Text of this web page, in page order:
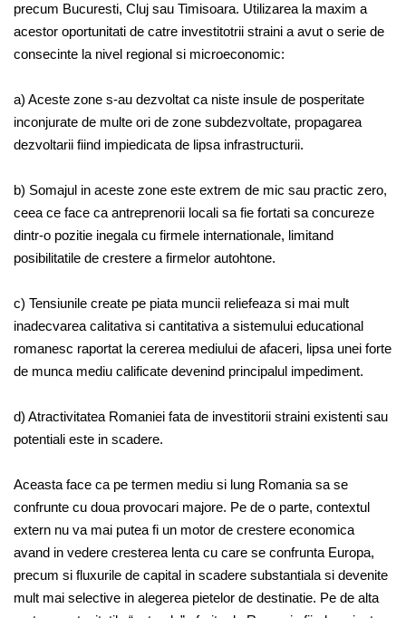
precum Bucuresti, Cluj sau Timisoara. Utilizarea la maxim a
acestor oportunitati de catre investitotrii straini a avut o serie de
consecinte la nivel regional si microeconomic:
a) Aceste zone s-au dezvoltat ca niste insule de posperitate
inconjurate de multe ori de zone subdezvoltate, propagarea
dezvoltarii fiind impiedicata de lipsa infrastructurii.
b) Somajul in aceste zone este extrem de mic sau practic zero,
ceea ce face ca antreprenorii locali sa fie fortati sa concureze
dintr-o pozitie inegala cu firmele internationale, limitand
posibilitatile de crestere a firmelor autohtone.
c) Tensiunile create pe piata muncii reliefeaza si mai mult
inadecvarea calitativa si cantitativa a sistemului educational
romanesc raportat la cererea mediului de afaceri, lipsa unei forte
de munca mediu calificate devenind principalul impediment.
d) Atractivitatea Romaniei fata de investitorii straini existenti sau
potentiali este in scadere.
Aceasta face ca pe termen mediu si lung Romania sa se
confrunte cu doua provocari majore. Pe de o parte, contextul
extern nu va mai putea fi un motor de crestere economica
avand in vedere cresterea lenta cu care se confrunta Europa,
precum si fluxurile de capital in scadere substantiala si devenite
mult mai selective in alegerea pietelor de destinatie. Pe de alta